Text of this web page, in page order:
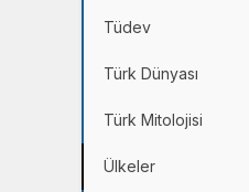
Tüdev
Türk Dünyası
Türk Mitolojisi
Ülkeler